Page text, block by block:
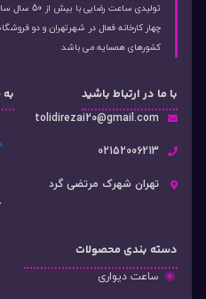
تولیدی
چهار کارخانه فعال در شهرتهران و دو
کشورهای همسایه می باشد
با ما در ارتباط باشید
tolidirezai20@gmail.com
02152006213
تهران شهرک مرتضی گرد
به
دسته‌ بندی محصولات
ساعت دیواری